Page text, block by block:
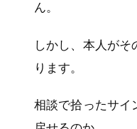
ん。
しかし、本人が
ります。
相談で拾ったサイ